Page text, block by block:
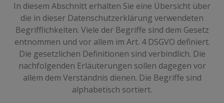
In diesem Abschnitt erhalten Sie eine Übersicht über
die in dieser Datenschutzerklärung verwendeten
Begrifflichkeiten. Viele der Begriffe sind dem Gesetz
entnommen und vor allem im Art. 4 DSGVO definiert.
Die gesetzlichen Definitionen sind verbindlich. Die
nachfolgenden Erläuterungen sollen dagegen vor
allem dem Verständnis dienen. Die Begriffe sind
alphabetisch sortiert.